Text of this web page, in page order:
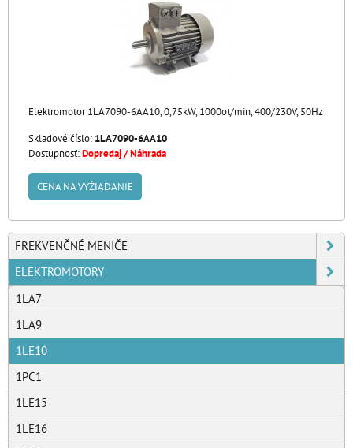
Elektromotor 1LA7090-6AA10, 0,75kW, 1000ot/min, 400/230V, 50Hz
Skladové číslo: 1LA7090-6AA10
Dostupnosť:Dopredaj / Náhrada
CENA NA VYŽIADANIE
FREKVENČNÉ MENIČE
ELEKTROMOTORY
1LA7
1LA9
1LE10
1PC1
1LE15
1LE16